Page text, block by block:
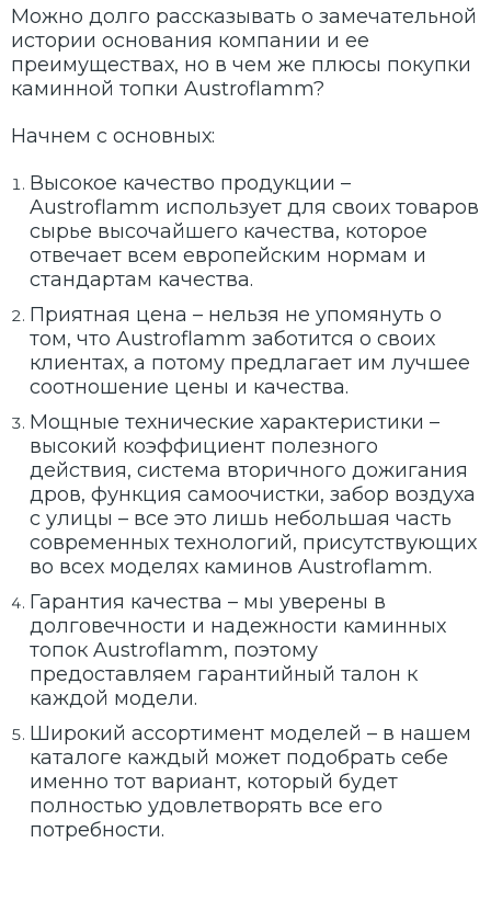
Можно долго рассказывать о замечательной
истории основания компании и ее
преимуществах, но в чем же плюсы покупки
каминной топки Austroflamm?
Начнем с основных:
Высокое качество продукции –
Austroflamm использует для своих товаров
сырье высочайшего качества, которое
отвечает всем европейским нормам и
стандартам качества.
Приятная цена – нельзя не упомянуть о
том, что Austroflamm заботится о своих
клиентах, а потому предлагает им лучшее
соотношение цены и качества.
Мощные технические характеристики –
высокий коэффициент полезного
действия, система вторичного дожигания
дров, функция самоочистки, забор воздуха
с улицы – все это лишь небольшая часть
современных технологий, присутствующих
во всех моделях каминов Austroflamm.
Гарантия качества – мы уверены в
долговечности и надежности каминных
топок Austroflamm, поэтому
предоставляем гарантийный талон к
каждой модели.
Широкий ассортимент моделей – в нашем
каталоге каждый может подобрать себе
именно тот вариант, который будет
полностью удовлетворять все его
потребности.